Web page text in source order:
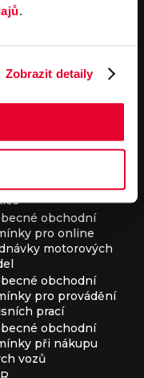
.
Zobrazit detaily
Auto+ Poděbrady
odkazy
obchodní
pro online
motorových
obchodní
pro provádění
prací
obchodní
při nákupu
vozů